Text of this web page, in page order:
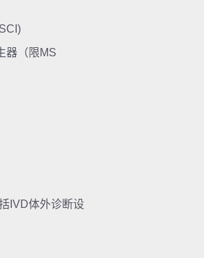
器（限MS
IVD体外诊断设